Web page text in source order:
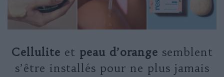
Cellulite et peau d’orange semblent
s’être installés pour ne plus jamais